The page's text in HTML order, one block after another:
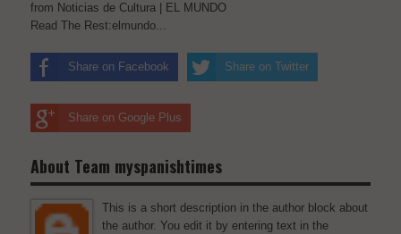
from Noticias de Cultura | EL MUNDO
Read The Rest:elmundo...
Share on Facebook Share on Twitter
Share on Google Plus
About Team myspanishtimes
This is a short description in the author block about
the author. You edit it by entering text in the